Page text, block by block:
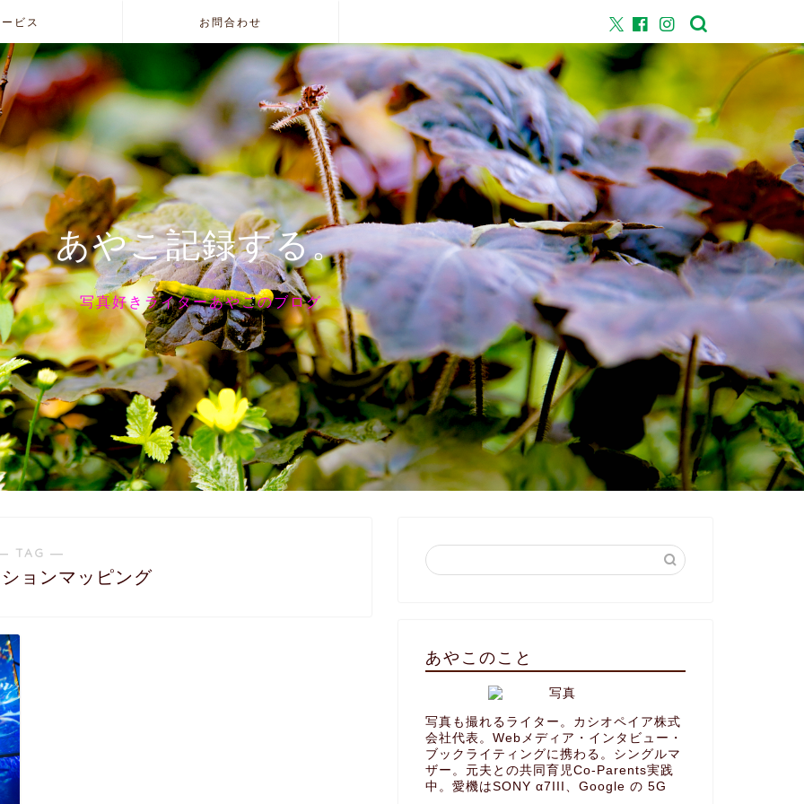
ビス お問合わせ
あやこ記録する。
写真好きライターあやこのブログ
TAG ―
ョンマッピング
あやこのこと
写真も撮れるライター。カシオペイア株式
会社代表。Webメディア・インタビュー・
ブックライティングに携わる。シングルマ
ザー。元夫との共同育児Co-Parents実践
中。愛機はSONY α7III、Google の 5G